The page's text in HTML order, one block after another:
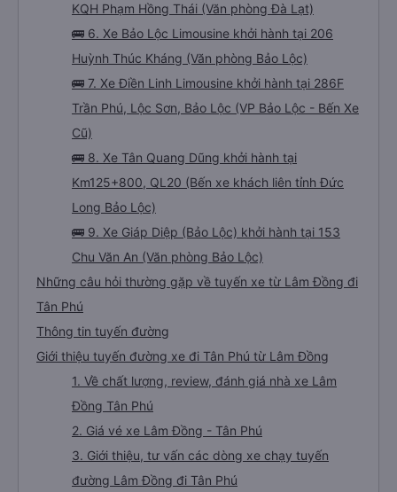
KQH Phạm Hồng Thái (Văn phòng Đà Lạt)
🚌 6. Xe Bảo Lộc Limousine khởi hành tại 206
Huỳnh Thúc Kháng (Văn phòng Bảo Lộc)
🚌 7. Xe Điền Linh Limousine khởi hành tại 286F
Trần Phú, Lộc Sơn, Bảo Lộc (VP Bảo Lộc - Bến Xe
Cũ)
🚌 8. Xe Tân Quang Dũng khởi hành tại
Km125+800, QL20 (Bến xe khách liên tỉnh Đức
Long Bảo Lộc)
🚌 9. Xe Giáp Diệp (Bảo Lộc) khởi hành tại 153
Chu Văn An (Văn phòng Bảo Lộc)
Những câu hỏi thường gặp về tuyến xe từ Lâm Đồng đi
Tân Phú
Thông tin tuyến đường
Giới thiệu tuyến đường xe đi Tân Phú từ Lâm Đồng
1. Về chất lượng, review, đánh giá nhà xe Lâm
Đồng Tân Phú
2. Giá vé xe Lâm Đồng - Tân Phú
3. Giới thiệu, tư vấn các dòng xe chạy tuyến
đường Lâm Đồng đi Tân Phú